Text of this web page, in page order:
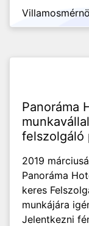
Panoráma
felszolgáló
2019
Panoráma
keres
munkájára
Jelentkezni